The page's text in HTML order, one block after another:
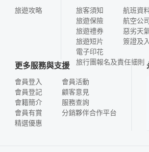
旅遊攻略
旅客須知
旅遊保險
旅遊禮券
旅遊短片
電子印花
航班資
航空公
惡劣天
簽證及
旅行團報名及責任細則
更多服務與支援
會員登入
會員登記
會籍簡介
會員有賞
精選優惠
會員活動
顧客意見
服務查詢
分銷夥伴合作平台